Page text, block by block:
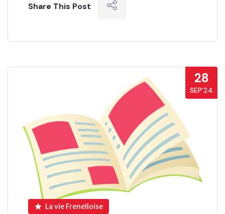
Share This Post
28
SEP’24
La vie Frenelloise